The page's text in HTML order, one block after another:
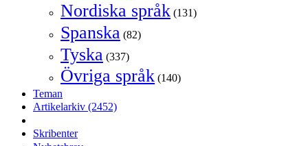
Nordiska språk (131)
Spanska (82)
Tyska (337)
Övriga språk (140)
Teman
Artikelarkiv (2452)
Skribenter